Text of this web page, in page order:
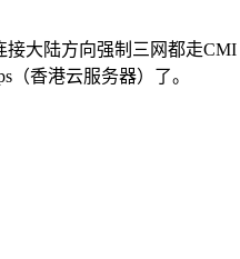
接大陆方向强制三网都走CMI
香港云服务器）了。